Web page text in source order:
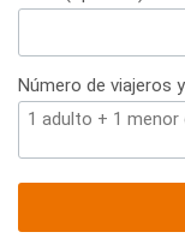
Número de viajeros